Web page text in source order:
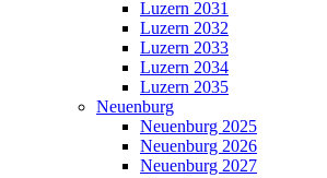
Luzern 2031
Luzern 2032
Luzern 2033
Luzern 2034
Luzern 2035
Neuenburg
Neuenburg 2025
Neuenburg 2026
Neuenburg 2027